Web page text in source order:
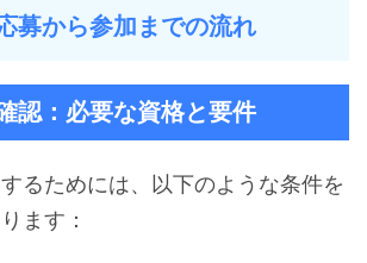
募から参加までの流れ
認：必要な資格と要件
るためには、以下のような条件を
ます：